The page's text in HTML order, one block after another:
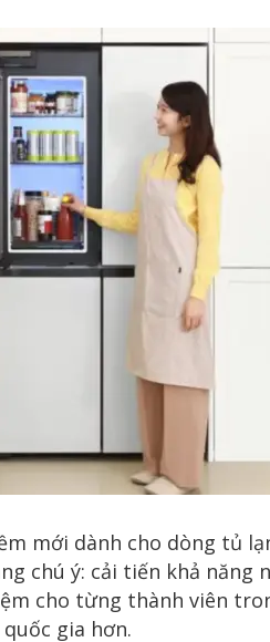
mới dành cho dòng tủ
chú ý: cải tiến khả năng
cho từng thành viên
gia hơn.